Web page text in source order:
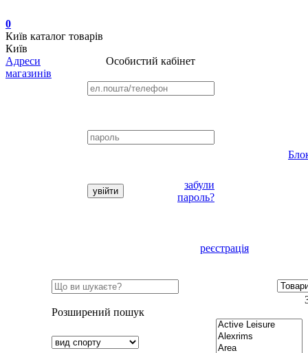
0
Київ каталог товарів
Київ
Адреси
магазинів
Особистий кабінет
забули
пароль?
реєстрація
Розширений пошук